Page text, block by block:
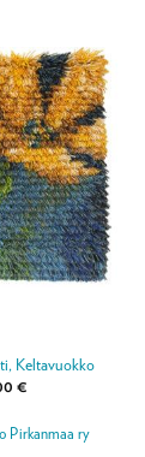
Keltavuokko
€Hintaluokka:
590,00 €
Pirkanmaa ry